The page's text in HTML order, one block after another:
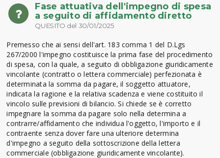
Fase attuativa dell'impegno di spesa
a seguito di affidamento diretto
QUESITO del 30/01/2025
Premesso che ai sensi dell'art. 183 comma 1 del D.Lgs
267/2000 l'impegno costituisce la prima fase del procedimento
di spesa, con la quale, a seguito di obbligazione giuridicamente
vincolante (contratto o lettera commerciale) perfezionata è
determinata la somma da pagare, il soggetto attuatore,
indicata la ragione e la relativa scadenza e viene costituito il
vincolo sulle previsioni di bilancio. Si chiede se è corretto
impegnare la somma da pagare solo nella determina a
contrarre/affidamento che individua l'oggetto, l'importo e il
contraente senza dover fare una ulteriore determina
d'impegno a seguito della sottoscrizione della lettera
commerciale (obbligazione giuridicamente vincolante).